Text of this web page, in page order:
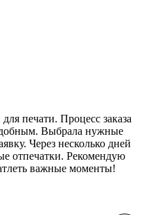
печати. Процесс заказа
Выбрала нужные
Через несколько дней
отпечатки. Рекомендую
важные моменты!